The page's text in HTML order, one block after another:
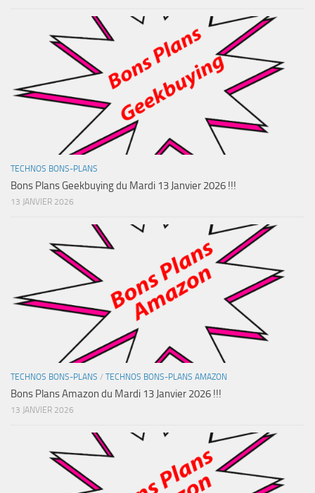
TECHNOS BONS-PLANS
Bons Plans Geekbuying du Mardi 13 Janvier 2026 !!!
13 JANVIER 2026
TECHNOS BONS-PLANS / TECHNOS BONS-PLANS AMAZON
Bons Plans Amazon du Mardi 13 Janvier 2026 !!!
13 JANVIER 2026